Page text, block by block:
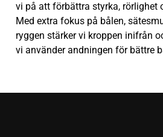
vi på att förbättra styrka, rörlighet
Med extra fokus på bålen,
ryggen stärker vi kroppen inifrån
vi använder andningen för bättre